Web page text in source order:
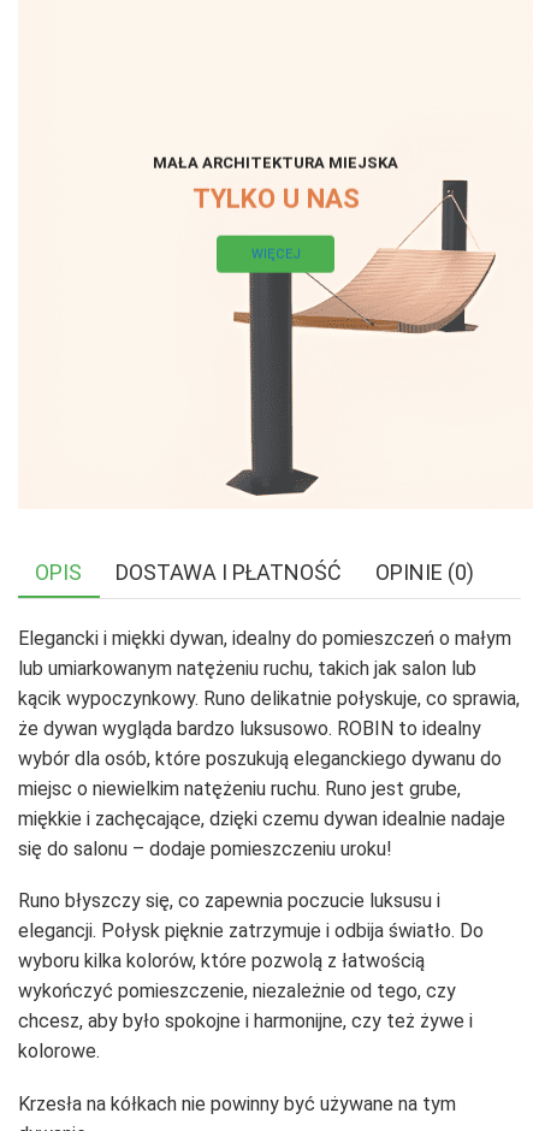
MAŁA ARCHITEKTURA MIEJSKA
TYLKO U NAS
WIĘCEJ
OPIS DOSTAWA I PŁATNOŚĆ OPINIE (0)
Elegancki i miękki dywan, idealny do pomieszczeń o małym
lub umiarkowanym natężeniu ruchu, takich jak salon lub
kącik wypoczynkowy. Runo delikatnie połyskuje, co sprawia,
że dywan wygląda bardzo luksusowo. ROBIN to idealny
wybór dla osób, które poszukują eleganckiego dywanu do
miejsc o niewielkim natężeniu ruchu. Runo jest grube,
miękkie i zachęcające, dzięki czemu dywan idealnie nadaje
się do salonu – dodaje pomieszczeniu uroku!
Runo błyszczy się, co zapewnia poczucie luksusu i
elegancji. Połysk pięknie zatrzymuje i odbija światło. Do
wyboru kilka kolorów, które pozwolą z łatwością
wykończyć pomieszczenie, niezależnie od tego, czy
chcesz, aby było spokojne i harmonijne, czy też żywe i
kolorowe.
Krzesła na kółkach nie powinny być używane na tym